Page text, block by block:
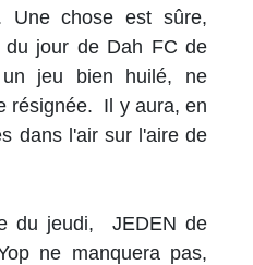
Une chose est sûre,
du jour de Dah FC de
jeu bien huilé, ne
résignée. Il y aura, en
dans l'air sur l'aire de
du jeudi, JEDEN de
ne manquera pas,